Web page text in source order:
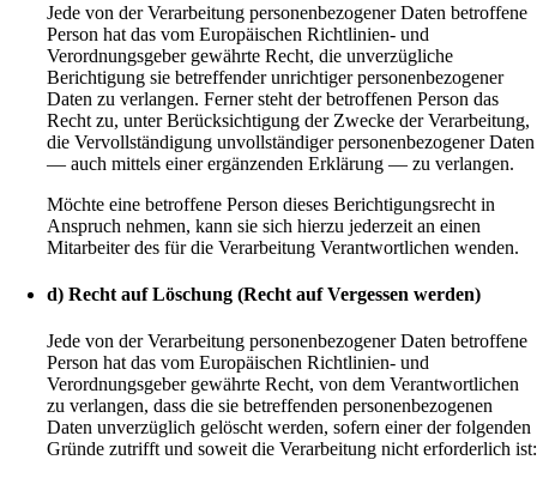
Jede von der Verarbeitung personenbezogener Daten betroffene
Person hat das vom Europäischen Richtlinien- und
Verordnungsgeber gewährte Recht, die unverzügliche
Berichtigung sie betreffender unrichtiger personenbezogener
Daten zu verlangen. Ferner steht der betroffenen Person das
Recht zu, unter Berücksichtigung der Zwecke der Verarbeitung,
die Vervollständigung unvollständiger personenbezogener Daten
— auch mittels einer ergänzenden Erklärung — zu verlangen.
Möchte eine betroffene Person dieses Berichtigungsrecht in
Anspruch nehmen, kann sie sich hierzu jederzeit an einen
Mitarbeiter des für die Verarbeitung Verantwortlichen wenden.
d) Recht auf Löschung (Recht auf Vergessen werden)
Jede von der Verarbeitung personenbezogener Daten betroffene
Person hat das vom Europäischen Richtlinien- und
Verordnungsgeber gewährte Recht, von dem Verantwortlichen
zu verlangen, dass die sie betreffenden personenbezogenen
Daten unverzüglich gelöscht werden, sofern einer der folgenden
Gründe zutrifft und soweit die Verarbeitung nicht erforderlich ist: